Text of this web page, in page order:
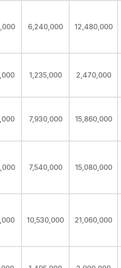
6,240,000 12,480,000
1,235,000 2,470,000
7,930,000 15,860,000
7,540,000 15,080,000
10,530,000 21,060,000